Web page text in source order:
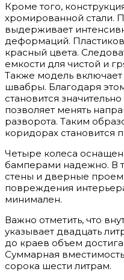
Кроме того,
хромированной стали.
выдерживает
деформаций.
красный цвета.
емкости для чистой и
Также модель
швабры. Благодаря
становится
позволяет менять
разворота. Таким
коридорах становится
Четыре колеса
бамперами надежно. В
стены и дверные
повреждения
минимален.
Важно отметить, что
указывает двадцать
до краев объем
Суммарная
сорока шести литрам.